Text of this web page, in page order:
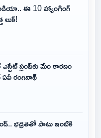
ఐడియా.. ఈ 10 హ్యాంగింగ్
స్లంప్‌కు మేం కారణం
రంగనాథ్
భద్రతతో పాటు ఇంటికి